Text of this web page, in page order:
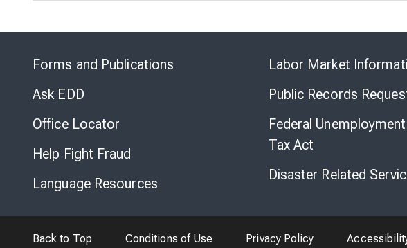
Forms and Publications
Ask EDD
Office Locator
Help Fight Fraud
Language Resources
Labor Market
Public Records
Federal Unemployment
Tax Act
Disaster Related
Back to Top Conditions of Use Privacy Policy